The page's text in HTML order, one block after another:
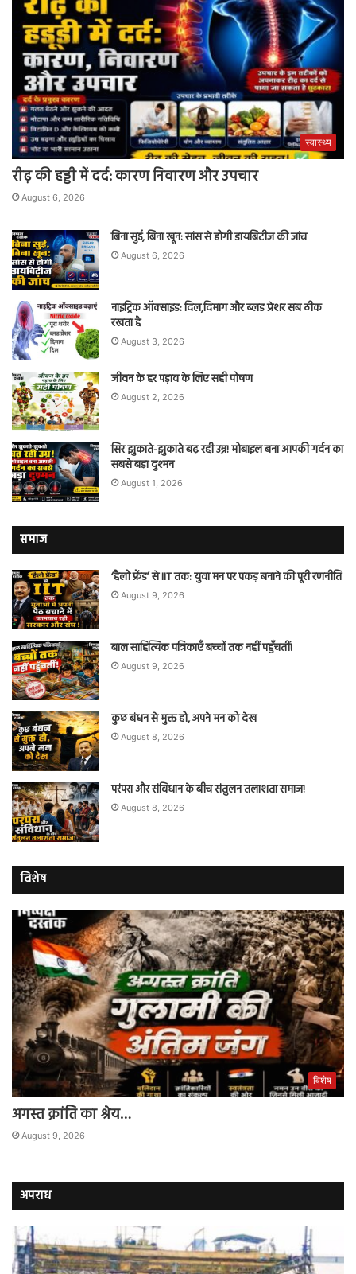
स्वास्थ्य
रीढ़ की हड्डी में दर्द: कारण निवारण और उपचार
August 6, 2026
बिना सुई, बिना खून: सांस से होगी डायबिटीज की जांच
August 6, 2026
नाइट्रिक ऑक्साइड: दिल,दिमाग और ब्लड प्रेशर सब ठीक
रखता है
August 3, 2026
जीवन के हर पड़ाव के लिए सही पोषण
August 2, 2026
सिर झुकाते-झुकाते बढ़ रही उम्र! मोबाइल बना आपकी गर्दन का
सबसे बड़ा दुश्मन
August 1, 2026
समाज
‘हैलो फ्रेंड’ से IIT तक: युवा मन पर पकड़ बनाने की पूरी रणनीति
August 9, 2026
बाल साहित्यिक पत्रिकाएँ बच्चों तक नहीं पहुँचतीं!
August 9, 2026
कुछ बंधन से मुक्त हो, अपने मन को देख
August 8, 2026
परंपरा और संविधान के बीच संतुलन तलाशता समाज!
August 8, 2026
विशेष
विशेष
अगस्त क्रांति का श्रेय…
August 9, 2026
अपराध